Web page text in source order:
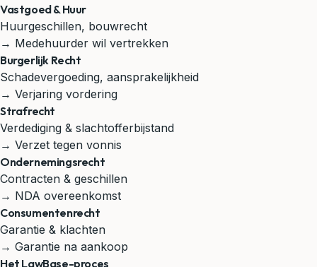
Vastgoed & Huur
Huurgeschillen, bouwrecht
→ Medehuurder wil vertrekken
Burgerlijk Recht
Schadevergoeding, aansprakelijkheid
→ Verjaring vordering
Strafrecht
Verdediging & slachtofferbijstand
→ Verzet tegen vonnis
Ondernemingsrecht
Contracten & geschillen
→ NDA overeenkomst
Consumentenrecht
Garantie & klachten
→ Garantie na aankoop
Het LawBase-proces